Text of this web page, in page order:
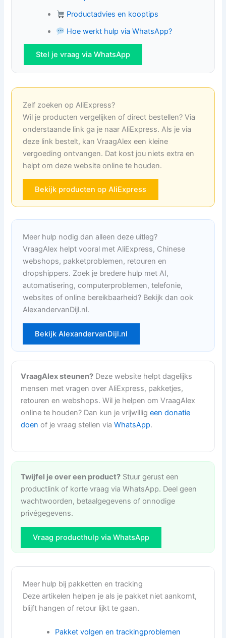
Productadvies en kooptips
Hoe werkt hulp via WhatsApp?
Stel je vraag via WhatsApp
Zelf zoeken op AliExpress?
Wil je producten vergelijken of direct bestellen? Via
onderstaande link ga je naar AliExpress. Als je via
deze link bestelt, kan VraagAlex een kleine
vergoeding ontvangen. Dat kost jou niets extra en
helpt om deze website online te houden.
Bekijk producten op AliExpress
Meer hulp nodig dan alleen deze uitleg?
VraagAlex helpt vooral met AliExpress, Chinese
webshops, pakketproblemen, retouren en
dropshippers. Zoek je bredere hulp met AI,
automatisering, computerproblemen, telefonie,
websites of online bereikbaarheid? Bekijk dan ook
AlexandervanDijl.nl.
Bekijk AlexandervanDijl.nl
VraagAlex steunen? Deze website helpt dagelijks
mensen met vragen over AliExpress, pakketjes,
retouren en webshops. Wil je helpen om VraagAlex
online te houden? Dan kun je vrijwilligeen donatie
doen of je vraag stellen viaWhatsApp.
Twijfel je over een product? Stuur gerust een
productlink of korte vraag via WhatsApp. Deel geen
wachtwoorden, betaalgegevens of onnodige
privégegevens.
Vraag producthulp via WhatsApp
Meer hulp bij pakketten en tracking
Deze artikelen helpen je als je pakket niet aankomt,
blijft hangen of retour lijkt te gaan.
Pakket volgen en trackingproblemen